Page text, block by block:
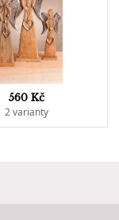
560 Kč
2 varianty